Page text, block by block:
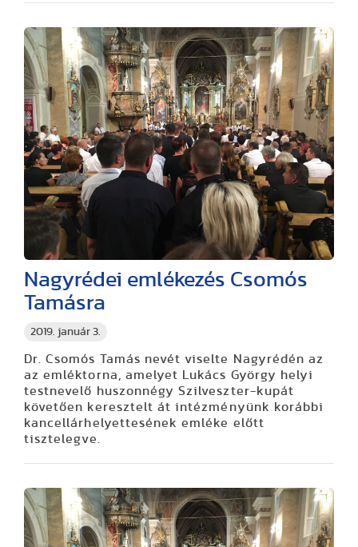
2019. január 3.
Nagyrédei emlékezés Csomós
Tamásra
Dr. Csomós Tamás nevét viselte Nagyrédén az
az emléktorna, amelyet Lukács György helyi
testnevelő huszonnégy Szilveszter-kupát
követően keresztelt át intézményünk korábbi
kancellárhelyettesének emléke előtt
tisztelegve.